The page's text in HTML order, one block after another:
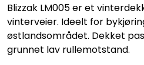
Blizzak LM005 er et
vinterveier. Ideelt for
østlandsområdet. Dekket
grunnet lav rullemotstand.